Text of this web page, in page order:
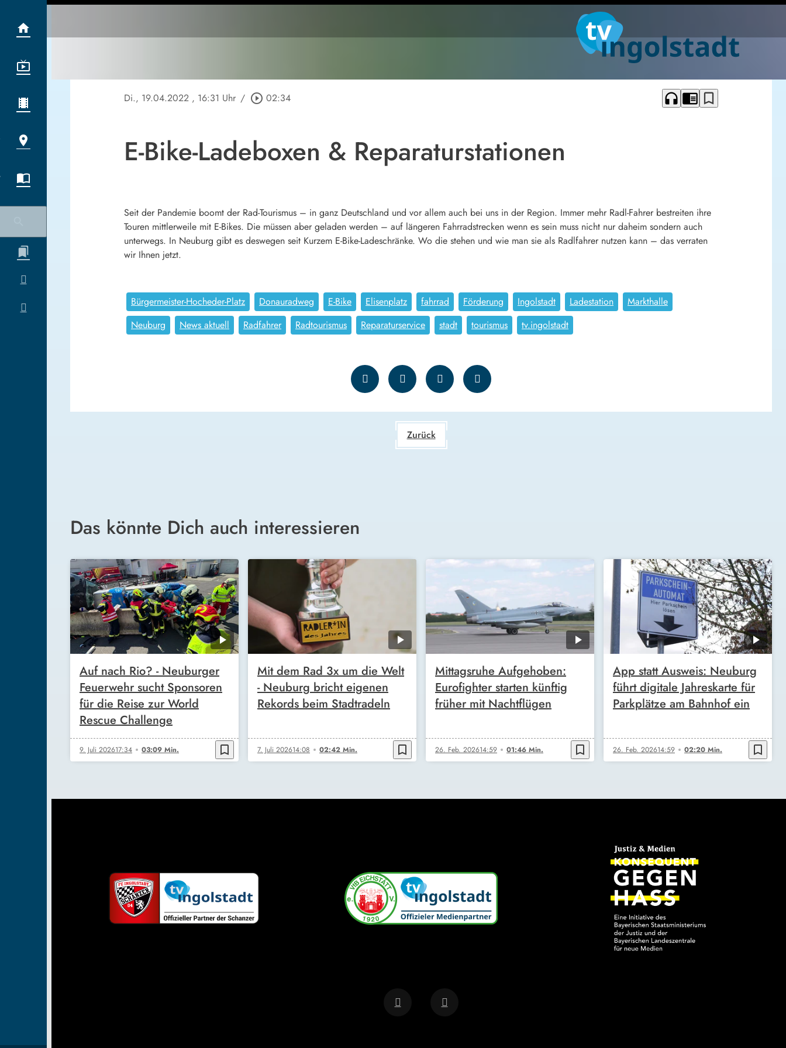
Di., 19.04.2022 , 16:31 Uhr / play_circle_outline 02:34 headphones chrome_reader_mode bookmark_border
E-Bike-Ladeboxen & Reparaturstationen
Seit der Pandemie boomt der Rad-Tourismus – in ganz Deutschland und vor allem auch bei uns in der Region. Immer mehr Radl-Fahrer bestreiten ihre
Touren mittlerweile mit E-Bikes. Die müssen aber geladen werden – auf längeren Fahrradstrecken wenn es sein muss nicht nur daheim sondern auch
unterwegs. In Neuburg gibt es deswegen seit Kurzem E-Bike-Ladeschränke. Wo die stehen und wie man sie als Radlfahrer nutzen kann – das verraten
wir Ihnen jetzt.
Bürgermeister-Hocheder-Platz Donauradweg E-Bike Elisenplatz fahrrad Förderung Ingolstadt Ladestation
Markthalle
Neuburg
News aktuell Radfahrer Radtourismus Reparaturservice stadt tourismus tv.ingolstadt
Zurück
Das könnte Dich auch interessieren
Auf nach Rio? - Neuburger
Feuerwehr sucht Sponsoren
für die Reise zur World
Rescue Challenge
9. Juli 202617:34 03:09 Min. bookmark_border
Mit dem Rad 3x um die Welt
- Neuburg bricht eigenen
Rekords beim Stadtradeln
7. Juli 202614:08 02:42 Min. bookmark_border
Mittagsruhe Aufgehoben:
Eurofighter starten künftig
früher mit Nachtflügen
26. Feb. 202614:59 01:46 Min. bookmark_border
App statt Ausweis: Neuburg
führt digitale Jahreskarte für
Parkplätze am Bahnhof ein
26. Feb. 202614:59 02:20 Min. bookmark_border